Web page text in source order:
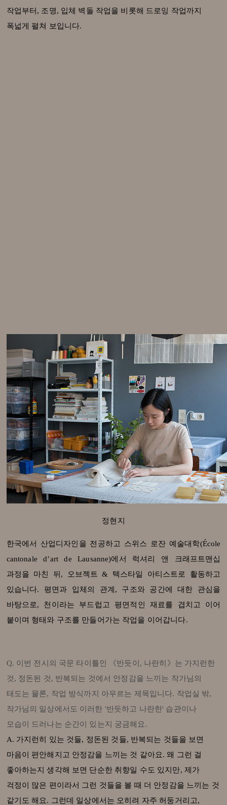
작업부터, 조명, 입체 벽돌 작업을 비롯해 드로잉 작업까지
폭넓게 펼쳐 보입니다.
정현지
한국에서 산업디자인을 전공하고 스위스 로잔 예술대학(École
cantonale d’art de Lausanne)에서 럭셔리 앤 크래프트맨십
과정을 마친 뒤, 오브젝트 & 텍스타일 아티스트로 활동하고
있습니다. 평면과 입체의 관계, 구조와 공간에 대한 관심을
바탕으로, 천이라는 부드럽고 평면적인 재료를 겹치고 이어
붙이며 형태와 구조를 만들어가는 작업을 이어갑니다.
Q. 이번 전시의 국문 타이틀인 《반듯이, 나란히》는 가지런한
것, 정돈된 것, 반복되는 것에서 안정감을 느끼는 작가님의
태도는 물론, 작업 방식까지 아우르는 제목입니다. 작업실 밖,
작가님의 일상에서도 이러한 '반듯하고 나란한' 습관이나
모습이 드러나는 순간이 있는지 궁금해요.
A. 가지런히 있는 것들, 정돈된 것들, 반복되는 것들을 보면
마음이 편안해지고 안정감을 느끼는 것 같아요. 왜 그런 걸
좋아하는지 생각해 보면 단순한 취향일 수도 있지만, 제가
걱정이 많은 편이라서 그런 것들을 볼 때 더 안정감을 느끼는 것
같기도 해요. 그런데 일상에서는 오히려 자주 허둥거리고,